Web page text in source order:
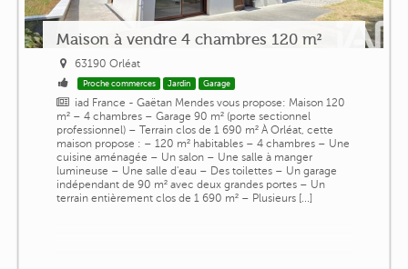
Maison à vendre 4 chambres 120 m²
63190 Orléat
Proche commerces Jardin Garage
iad France - Gaëtan Mendes vous propose: Maison 120
m² – 4 chambres – Garage 90 m² (porte sectionnel
professionnel) – Terrain clos de 1 690 m² À Orléat, cette
maison propose : – 120 m² habitables – 4 chambres – Une
cuisine aménagée – Un salon – Une salle à manger
lumineuse – Une salle d'eau – Des toilettes – Un garage
indépendant de 90 m² avec deux grandes portes – Un
terrain entièrement clos de 1 690 m² – Plusieurs [...]